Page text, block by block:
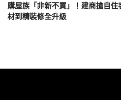
購屋族「非新不買」！建商搶自
材到精裝修全升級